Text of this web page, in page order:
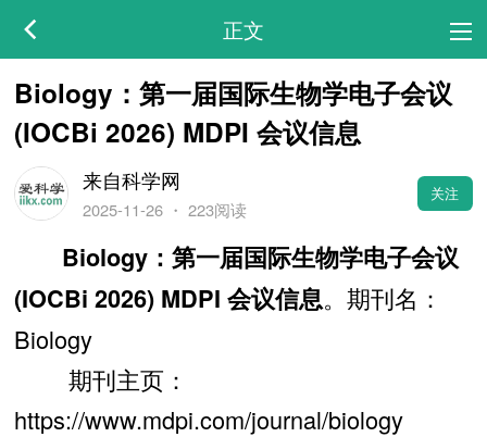
正文
Biology：第一届国际生物学电子会议
(IOCBi 2026) MDPI 会议信息
来自科学网
2025-11-26・ 223阅读
关注
Biology：第一届国际生物学电子会议
(IOCBi 2026) MDPI 会议信息。期刊名：
Biology
期刊主页：
https://www.mdpi.com/journal/biology